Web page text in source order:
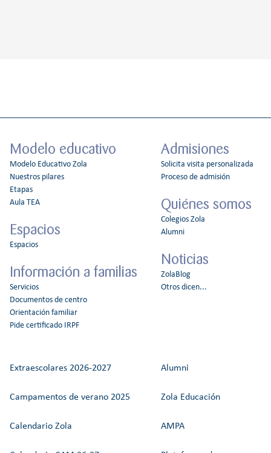
Modelo educativo
Modelo Educativo Zola
Nuestros pilares
Etapas
Aula TEA
Espacios
Espacios
Información a familias
Servicios
Documentos de centro
Orientación familiar
Pide certificado IRPF
Admisiones
Solicita visita personalizada
Proceso de admisión
Quiénes somos
Colegios Zola
Alumni
Noticias
ZolaBlog
Otros dicen...
Extraescolares 2026-2027
Campamentos de verano 2025
Calendario Zola
Alumni
Zola Educación
AMPA